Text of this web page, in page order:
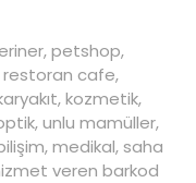
petshop,
restoran cafe,
kozmetik,
unlu mamüller,
medikal, saha
veren barkod